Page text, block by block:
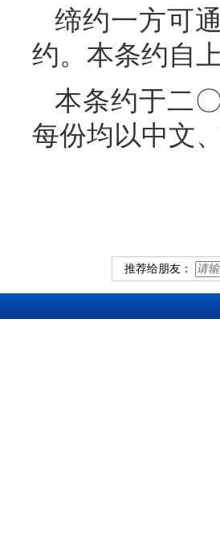
缔约一方可
约。本条约自
本条约于二
每份均以中文
推荐给朋友：